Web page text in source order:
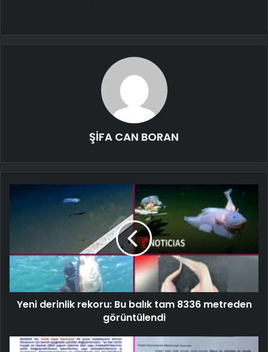
ŞİFA CAN BORAN
Yeni derinlik rekoru: Bu balık tam 8336 metreden
görüntülendi